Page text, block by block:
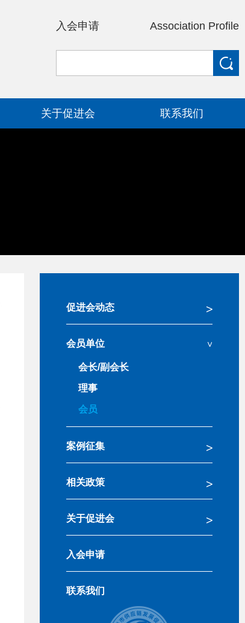
入会申请 Association Profile
关于促进会 联系我们
促进会动态
会员单位
会长/副会长
理事
会员
案例征集
相关政策
关于促进会
入会申请
联系我们